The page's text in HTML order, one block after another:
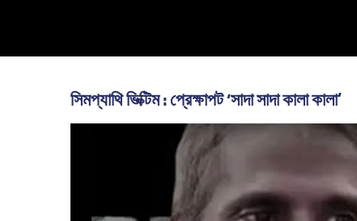
সিমপ্যাথি ভিক্টিম : প্রেক্ষাপট ‘সাদা সাদা কালা কালা’